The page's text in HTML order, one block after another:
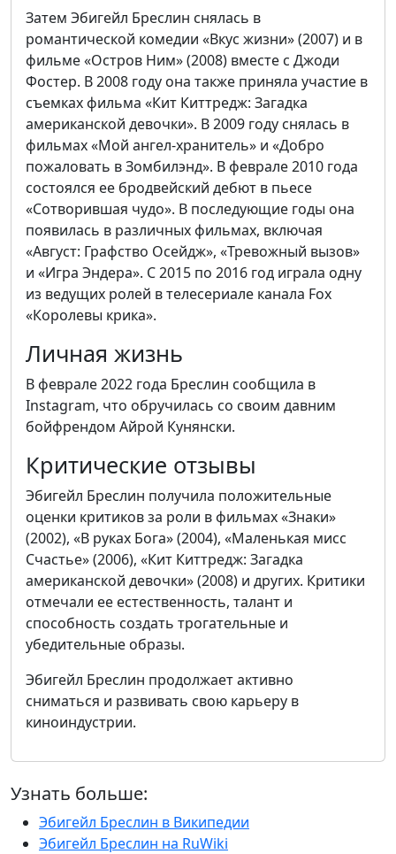
Затем Эбигейл Бреслин снялась в
романтической комедии «Вкус жизни» (2007) и в
фильме «Остров Ним» (2008) вместе с Джоди
Фостер. В 2008 году она также приняла участие в
съемках фильма «Кит Киттредж: Загадка
американской девочки». В 2009 году снялась в
фильмах «Мой ангел-хранитель» и «Добро
пожаловать в Зомбилэнд». В феврале 2010 года
состоялся ее бродвейский дебют в пьесе
«Сотворившая чудо». В последующие годы она
появилась в различных фильмах, включая
«Август: Графство Осейдж», «Тревожный вызов»
и «Игра Эндера». С 2015 по 2016 год играла одну
из ведущих ролей в телесериале канала Fox
«Королевы крика».
Личная жизнь
В феврале 2022 года Бреслин сообщила в
Instagram, что обручилась со своим давним
бойфрендом Айрой Кунянски.
Критические отзывы
Эбигейл Бреслин получила положительные
оценки критиков за роли в фильмах «Знаки»
(2002), «В руках Бога» (2004), «Маленькая мисс
Счастье» (2006), «Кит Киттредж: Загадка
американской девочки» (2008) и других. Критики
отмечали ее естественность, талант и
способность создать трогательные и
убедительные образы.
Эбигейл Бреслин продолжает активно
сниматься и развивать свою карьеру в
киноиндустрии.
Узнать больше:
Эбигейл Бреслин в Википедии
Эбигейл Бреслин на RuWiki